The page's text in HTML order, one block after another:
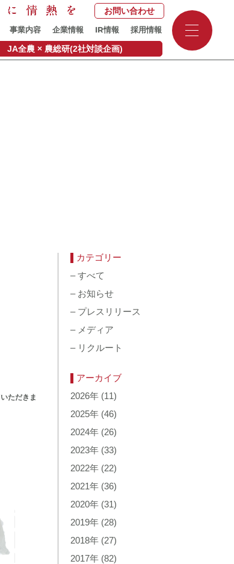
事業内容 企業情報 IR情報 採用情報
お問い合わせ
JA全農 × 農総研(2社対談企画)
-
-
ただきま
カテゴリー
–すべて
– お知らせ
– プレスリリース
– メディア
– リクルート
アーカイブ
2026年 (11)
2025年 (46)
2024年 (26)
2023年 (33)
2022年 (22)
2021年 (36)
2020年 (31)
2019年 (28)
2018年 (27)
2017年 (82)